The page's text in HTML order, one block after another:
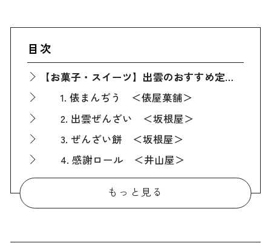
目次
【お菓子・スイーツ】出雲のおすすめ定番人気お土産
1. 俵まんぢう ＜俵屋菓舗＞
2. 出雲ぜんざい ＜坂根屋＞
3. ぜんざい餅 ＜坂根屋＞
4. 感謝ロール ＜井山屋＞
5. ルビーのいちごDAIFUKU（Jewelry Box） ＜吉岡製菓＞
もっと見る